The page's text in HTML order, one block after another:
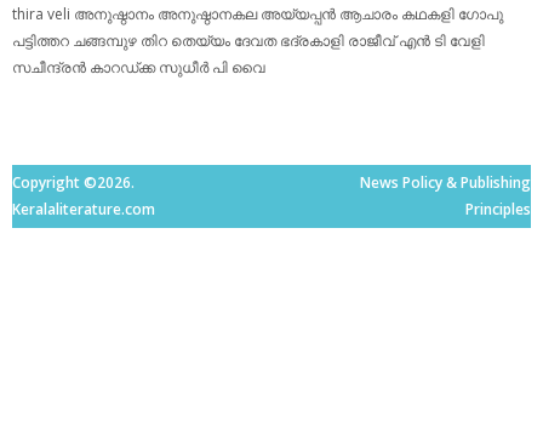
thira veli അനുഷ്ഠാനം അനുഷ്ഠാനകല അയ്യപ്പന്‍ ആചാരം കഥകളി ഗോപു
പട്ടിത്തറ ചങ്ങമ്പുഴ തിറ തെയ്യം ദേവത ഭദ്രകാളി രാജീവ് എൻ ടി വേളി
സചീന്ദ്രന്‍ കാറഡ്ക്ക സുധീര്‍ പി വൈ
Copyright ©2026.
Keralaliterature.com
News Policy & Publishing
Principles